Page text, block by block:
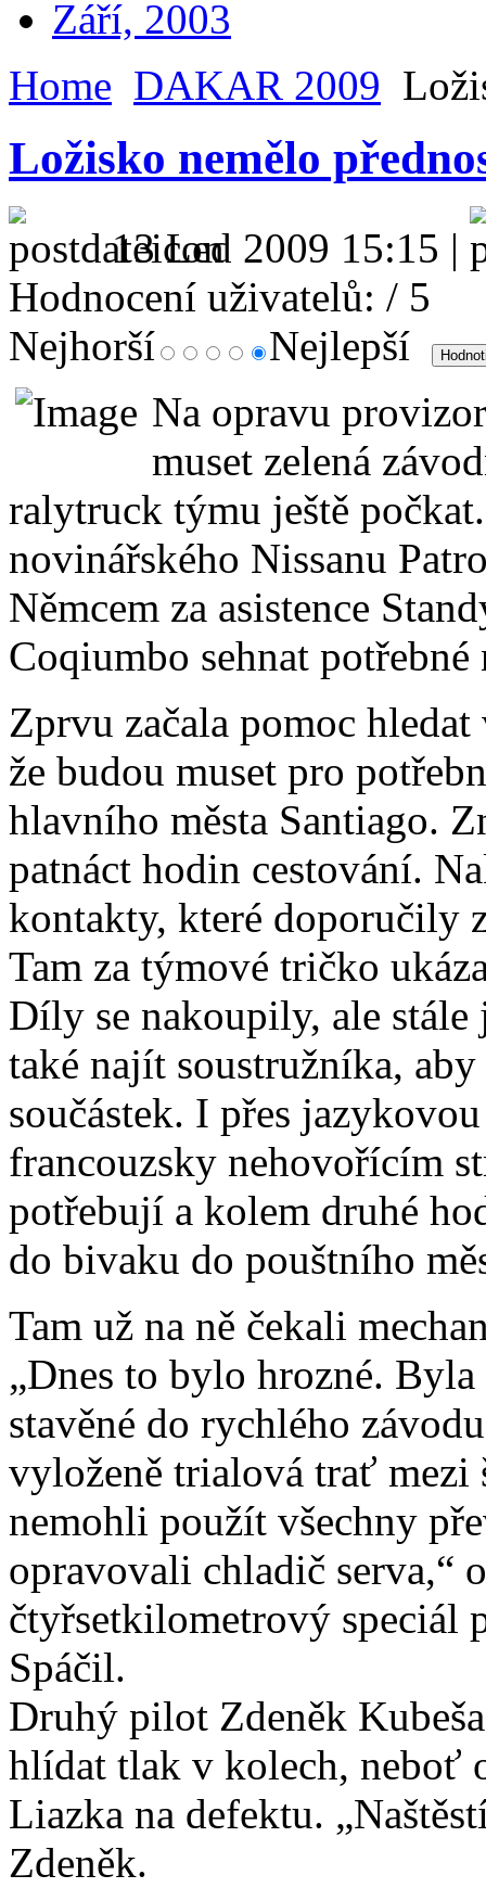
Září, 2003
Home DAKAR 2009
Ložisko nemělo
13 Led 2009 15:15 |
Hodnocení uživatelů: / 5
Nejhorší
Nejlepší
Na opravu
muset zelená
ralytruck týmu ještě
novinářského Nissanu
Němcem za asistence
Coqiumbo sehnat
Zprvu začala pomoc
že budou muset pro
hlavního města Santiago.
patnáct hodin cestování.
kontakty, které doporučily
Tam za týmové tričko
Díly se nakoupily, ale
také najít soustružníka,
součástek. I přes
francouzsky nehovořícím
potřebují a kolem druhé
do bivaku do pouštního
Tam už na ně čekali
„Dnes to bylo hrozné.
stavěné do rychlého
vyloženě trialová trať mezi
nemohli použít všechny
opravovali chladič serva,“
čtyřsetkilometrový speciál
Spáčil.
Druhý pilot Zdeněk
hlídat tlak v kolech, neboť
Liazka na defektu.
Zdeněk.